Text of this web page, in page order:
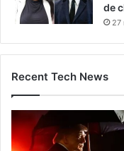
de
27
Recent Tech News